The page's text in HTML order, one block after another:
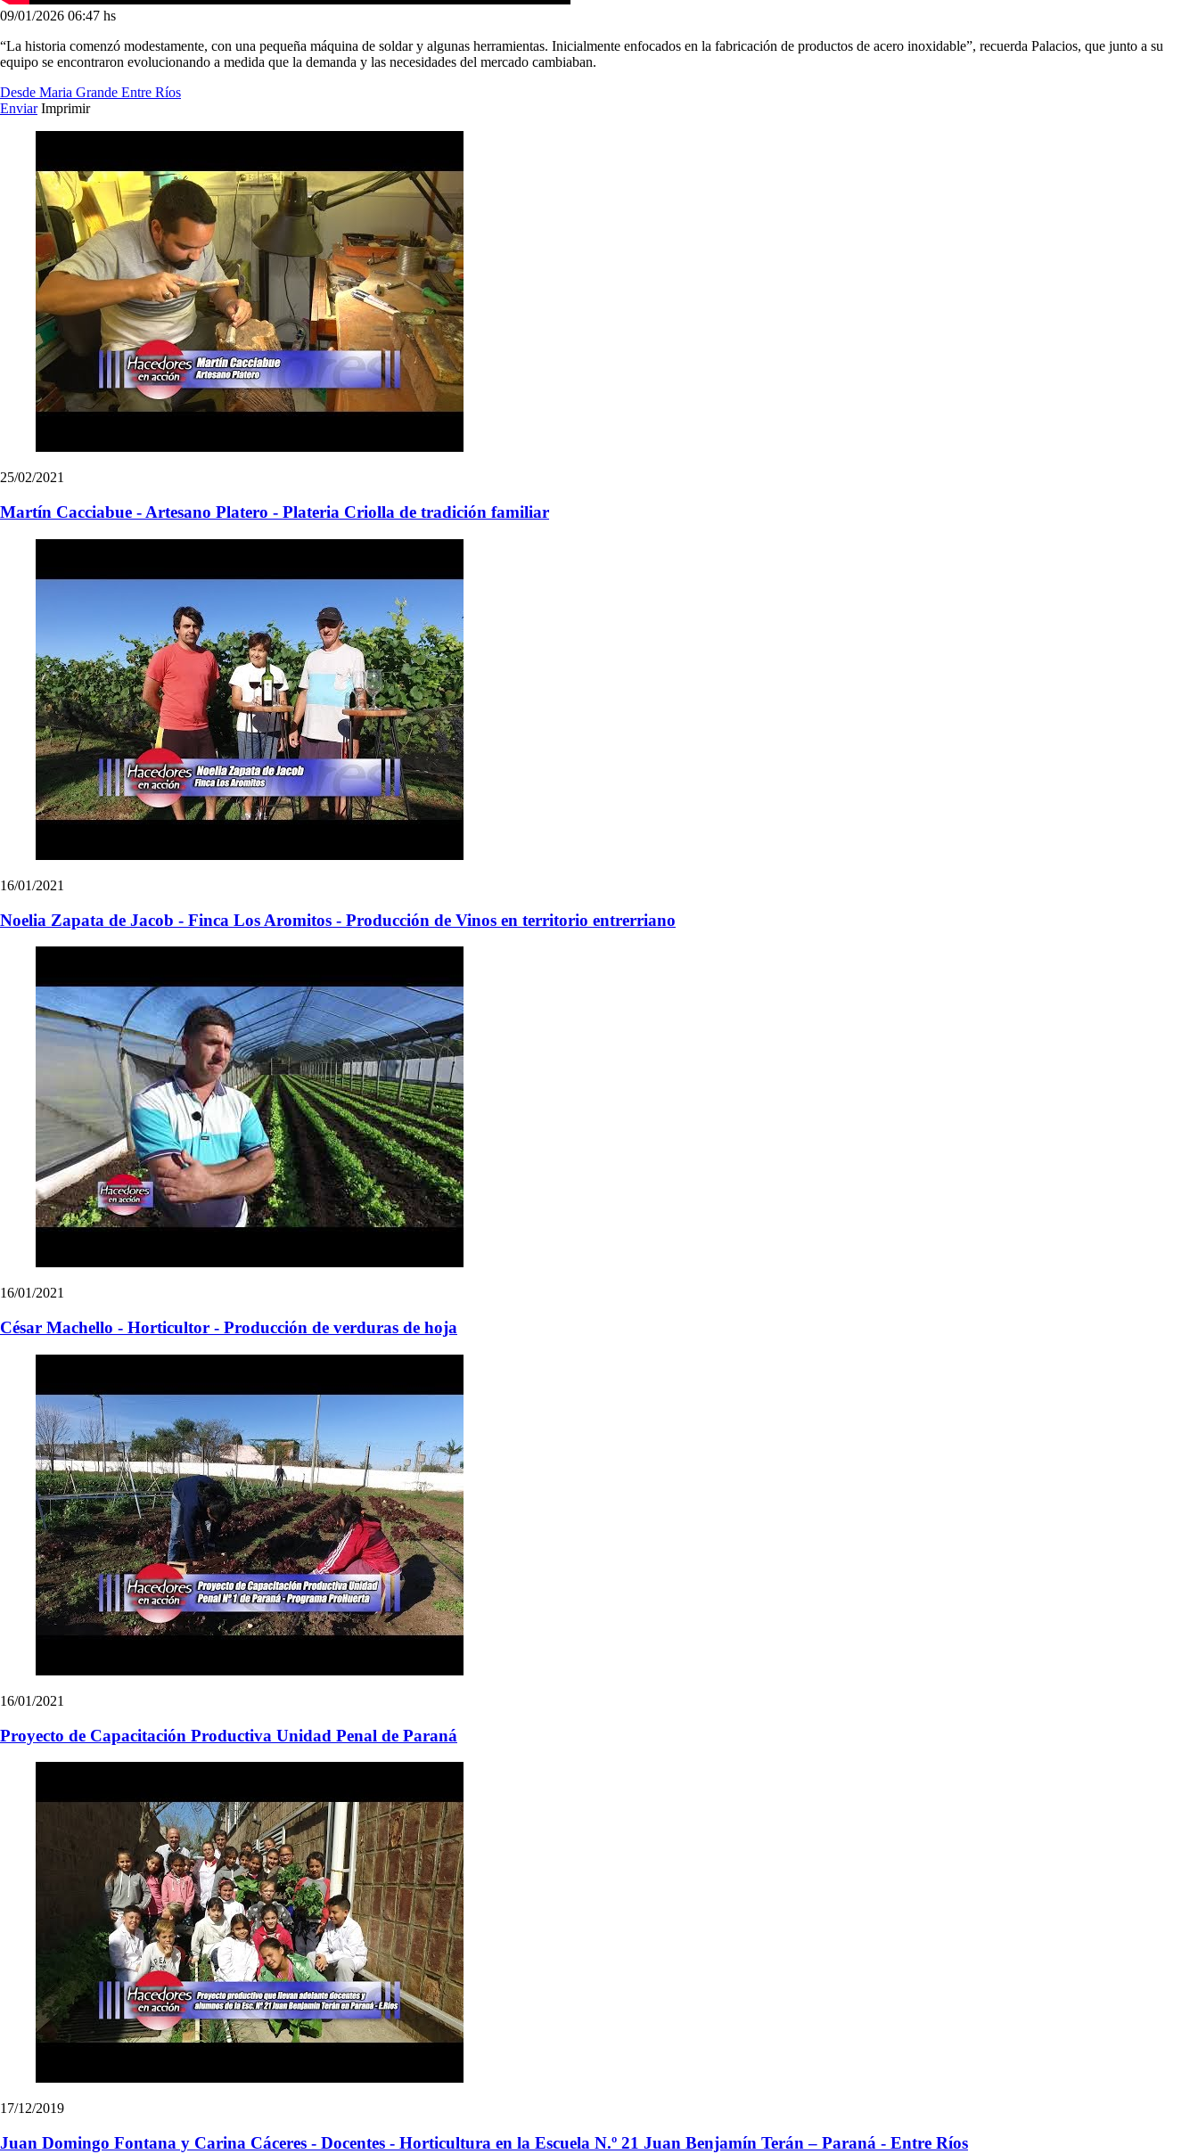
09/01/2026 06:47 hs
“La historia comenzó modestamente, con una pequeña máquina de soldar y algunas herramientas. Inicialmente enfocados en la fabricación de productos de acero inoxidable”, recuerda Palacios, que junto a su
equipo se encontraron evolucionando a medida que la demanda y las necesidades del mercado cambiaban.
Desde Maria Grande Entre Ríos
Enviar Imprimir
25/02/2021
Martín Cacciabue - Artesano Platero - Plateria Criolla de tradición familiar
16/01/2021
Noelia Zapata de Jacob - Finca Los Aromitos - Producción de Vinos en territorio entrerriano
16/01/2021
César Machello - Horticultor - Producción de verduras de hoja
16/01/2021
Proyecto de Capacitación Productiva Unidad Penal de Paraná
17/12/2019
Juan Domingo Fontana y Carina Cáceres - Docentes - Horticultura en la Escuela N.º 21 Juan Benjamín Terán – Paraná - Entre Ríos